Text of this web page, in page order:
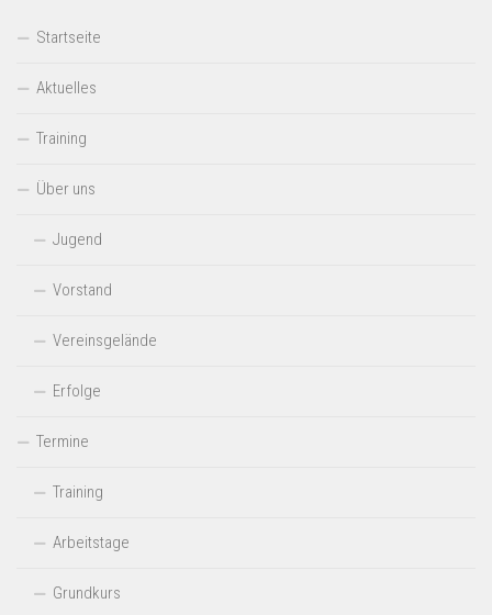
Startseite
Aktuelles
Training
Über uns
Jugend
Vorstand
Vereinsgelände
Erfolge
Termine
Training
Arbeitstage
Grundkurs